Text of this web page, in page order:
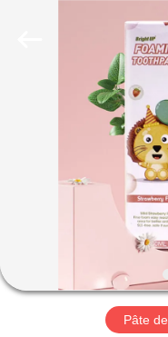
MAISON
PRODUITS
AU
SUJET
Pâte